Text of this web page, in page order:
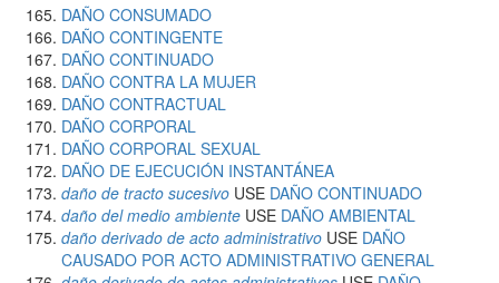
DAÑO CONSUMADO
DAÑO CONTINGENTE
DAÑO CONTINUADO
DAÑO CONTRA LA MUJER
DAÑO CONTRACTUAL
DAÑO CORPORAL
DAÑO CORPORAL SEXUAL
DAÑO DE EJECUCIÓN INSTANTÁNEA
daño de tracto sucesivo USE DAÑO CONTINUADO
daño del medio ambiente USE DAÑO AMBIENTAL
daño derivado de acto administrativo USE DAÑO
CAUSADO POR ACTO ADMINISTRATIVO GENERAL